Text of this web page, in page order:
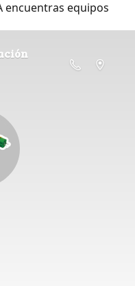
encuentras equipos